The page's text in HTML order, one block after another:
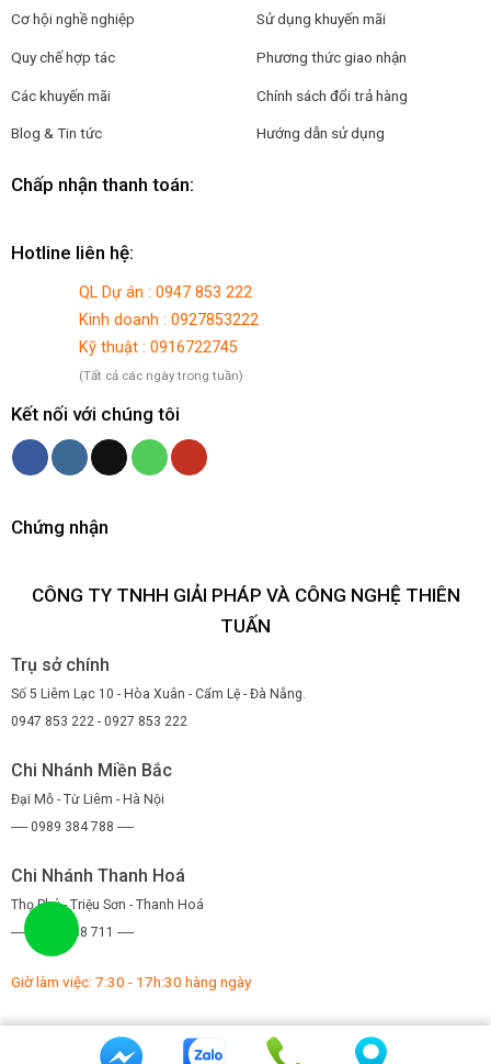
Cơ hội nghề nghiệp
Quy chế hợp tác
Các khuyến mãi
Blog & Tin tức
Sử dụng khuyến mãi
Phương thức giao nhận
Chính sách đổi trả hàng
Hướng dẫn sử dụng
Chấp nhận thanh toán:
Hotline liên hệ:
QL Dự án : 0947 853 222
Kinh doanh : 0927853222
Kỹ thuật : 0916722745
(Tất cả các ngày trong tuần)
Kết nối với chúng tôi
Chứng nhận
CÔNG TY TNHH GIẢI PHÁP VÀ CÔNG NGHỆ THIÊN
TUẤN
Trụ sở chính
Số 5 Liêm Lạc 10 - Hòa Xuân - Cẩm Lệ - Đà Nẵng.
0947 853 222 - 0927 853 222
Chi Nhánh Miền Bắc
Đại Mỗ - Từ Liêm - Hà Nội
----- 0989 384 788 -----
Chi Nhánh Thanh Hoá
Thọ Phú - Triệu Sơn - Thanh Hoá
----- 0971 088 711 -----
Giờ làm việc: 7:30 - 17h:30 hàng ngày